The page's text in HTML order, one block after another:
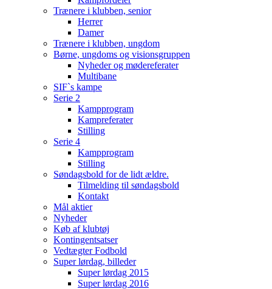
Trænere i klubben, senior
Herrer
Damer
Trænere i klubben, ungdom
Børne, ungdoms og visionsgruppen
Nyheder og mødereferater
Multibane
SIF`s kampe
Serie 2
Kampprogram
Kampreferater
Stilling
Serie 4
Kampprogram
Stilling
Søndagsbold for de lidt ældre.
Tilmelding til søndagsbold
Kontakt
Mål aktier
Nyheder
Køb af klubtøj
Kontingentsatser
Vedtægter Fodbold
Super lørdag, billeder
Super lørdag 2015
Super lørdag 2016